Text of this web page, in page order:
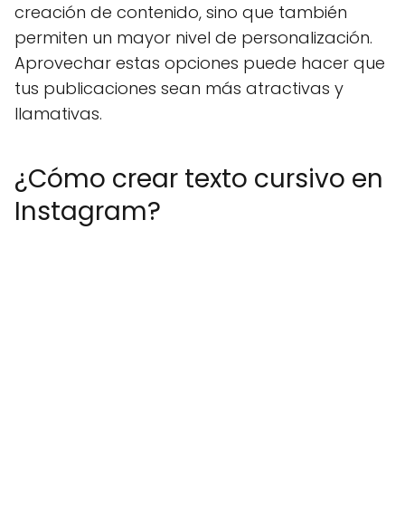
creación de contenido, sino que también
permiten un mayor nivel de personalización.
Aprovechar estas opciones puede hacer que
tus publicaciones sean más atractivas y
llamativas.
¿Cómo crear texto cursivo en
Instagram?